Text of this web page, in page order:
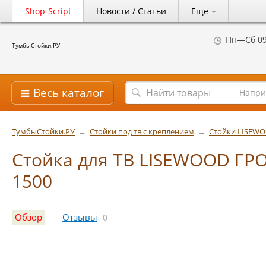
Shop-Script Новости / Статьи Еще
ТумбыСтойки.РУ Пн—Сб
Весь каталог
ТумбыСтойки.РУ → Стойки под тв с креплением → Стойки
Стойка для ТВ LISEWOOD
1500
Обзор Отзывы 0